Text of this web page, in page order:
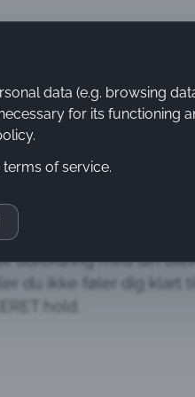
Kontakt/Tilmelding
udfordring med din
du ikke føler dig klart
hold.
data (e.g. browsing
for its functioning
of service.